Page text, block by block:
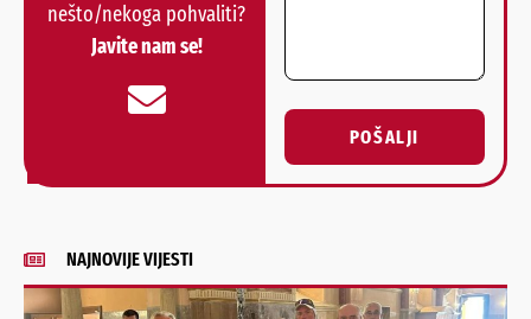
nešto/nekoga pohvaliti?
Javite nam se!
POŠALJI
Alternative:
NAJNOVIJE VIJESTI